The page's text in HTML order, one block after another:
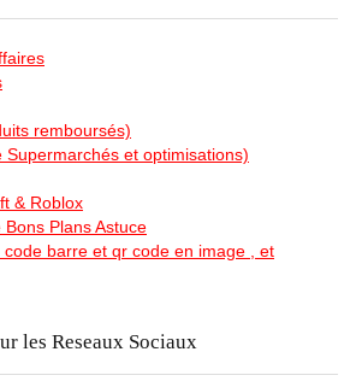
remboursés)
Supermarchés et optimisations)
& Roblox
Plans Astuce
barre et qr code en image , et
les Reseaux Sociaux